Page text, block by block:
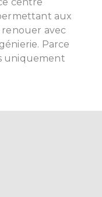
aux
avec
Parce
uniquement